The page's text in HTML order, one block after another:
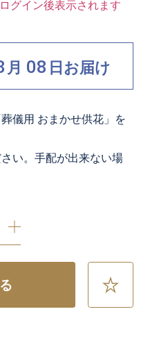
ログイン後表示されます
月 08 日お届け
儀用 おまかせ供花」を
い。手配が出来ない場
お